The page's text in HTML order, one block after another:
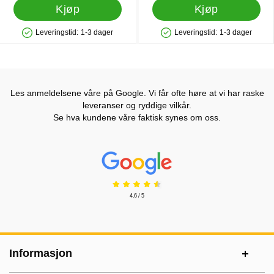
Kjøp
Produkttilgjengelighet: På lager
Leveringstid: 1-3 dager
Kjøp
Produkttilgjengelighet: På lager
Leveringstid: 1-3 dager
Les anmeldelsene våre på Google. Vi får ofte høre at vi har raske
leveranser og ryddige vilkår.
Se hva kundene våre faktisk synes om oss.
Prisjakt Vurdering: 4.6 Stjerne
4.6 / 5
Informasjon